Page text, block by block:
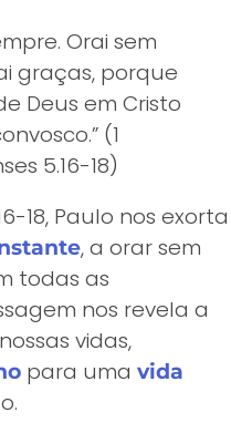
Orai sem
graças, porque
Deus em Cristo
(1
5.16-18)
18, Paulo nos exorta
, a orar sem
todas as
nos revela a
vidas,
para uma vida